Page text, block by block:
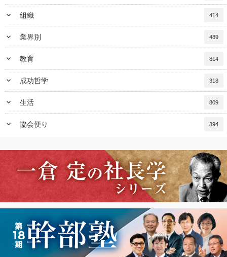
keyboard_arrow_down 組織 414
keyboard_arrow_down 業界別 489
keyboard_arrow_down 教育 814
keyboard_arrow_down 成功哲学 318
keyboard_arrow_down 生活 809
keyboard_arrow_down 協会便り 394